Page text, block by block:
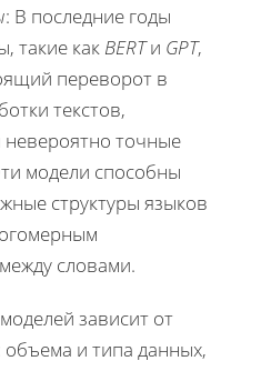
: В последние годы
такие как BERTи GPT,
переворот в
текстов,
невероятно точные
модели способны
структуры языков
словами.
зависит от
и типа данных,